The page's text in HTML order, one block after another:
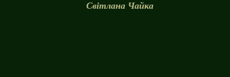
Світлана Чайка